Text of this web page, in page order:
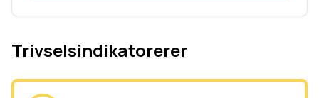
Trivselsindikatorerer